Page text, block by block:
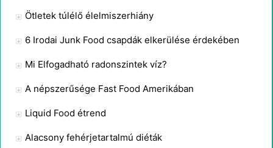
Ötletek túlélő élelmiszerhiány
6 Irodai Junk Food csapdák elkerülése érdekében
Mi Elfogadható radonszintek víz?
A népszerűsége Fast Food Amerikában
Liquid Food étrend
Alacsony fehérjetartalmú diéták